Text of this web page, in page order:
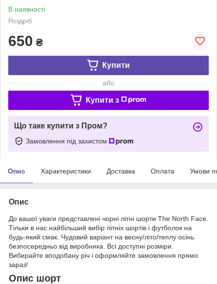
В наявності
Роздріб
650 ₴
Купити
або
Купити з
Що таке купити з Пром?
Замовлення під захистом
Опис Характеристики Доставка Оплата Умови
Опис
До вашої уваги представлені чорні літні шорти The North Face.
Тільки в нас найбільший вибір літніх шортів і футболок на
будь-який смак. Чудовий варіант на весну/літо/теплу осінь
безпосередньо від виробника. Всі доступні розміри.
Вибирайте вподобану річ і оформляйте замовлення прямо
зараз!
Опис шорт